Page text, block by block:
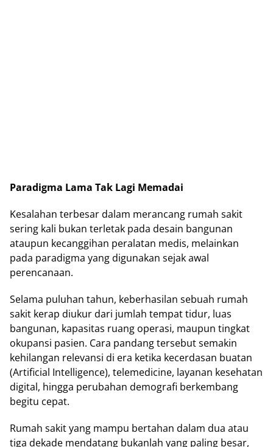
Paradigma Lama Tak Lagi Memadai
Kesalahan terbesar dalam merancang rumah sakit
sering kali bukan terletak pada desain bangunan
ataupun kecanggihan peralatan medis, melainkan
pada paradigma yang digunakan sejak awal
perencanaan.
Selama puluhan tahun, keberhasilan sebuah rumah
sakit kerap diukur dari jumlah tempat tidur, luas
bangunan, kapasitas ruang operasi, maupun tingkat
okupansi pasien. Cara pandang tersebut semakin
kehilangan relevansi di era ketika kecerdasan buatan
(Artificial Intelligence), telemedicine, layanan kesehatan
digital, hingga perubahan demografi berkembang
begitu cepat.
Rumah sakit yang mampu bertahan dalam dua atau
tiga dekade mendatang bukanlah yang paling besar,